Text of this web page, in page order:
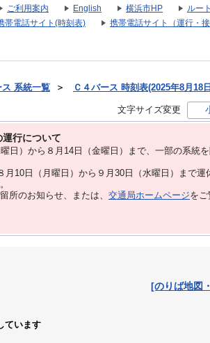
ご利用案内 English 横浜市HP ルー
帯電話サイト(時刻表) 携帯電話サイト（運行・接
ス 系統一覧 ＞ Ｃ４バース 時刻表(2025年8月18
文字サイズ変更
行について
日）から８⽉14⽇（金曜日）まで、⼀部の系統
10日（月曜日）から９月30日（水曜日）まで運
所のお知らせ、または、 交通局ホームページをご
[のりば地図
ています